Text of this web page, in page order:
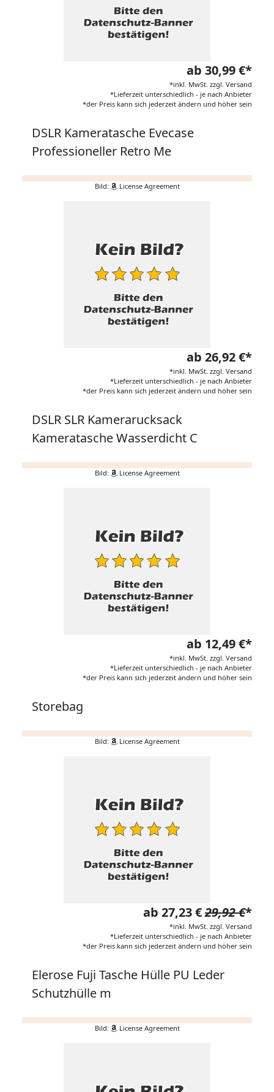
ab 30,99 €*
*inkl. MwSt. zzgl. Versand
*Lieferzeit unterschiedlich - je nach Anbieter
*der Preis kann sich jederzeit ändern und höher sein
DSLR Kameratasche Evecase
Professioneller Retro Me
Bild: License Agreement
ab 26,92 €*
*inkl. MwSt. zzgl. Versand
*Lieferzeit unterschiedlich - je nach Anbieter
*der Preis kann sich jederzeit ändern und höher sein
DSLR SLR Kamerarucksack
Kameratasche Wasserdicht C
Bild: License Agreement
ab 12,49 €*
*inkl. MwSt. zzgl. Versand
*Lieferzeit unterschiedlich - je nach Anbieter
*der Preis kann sich jederzeit ändern und höher sein
Storebag
Bild: License Agreement
ab 27,23 €29,92 €*
*inkl. MwSt. zzgl. Versand
*Lieferzeit unterschiedlich - je nach Anbieter
*der Preis kann sich jederzeit ändern und höher sein
Elerose Fuji Tasche Hülle PU Leder
Schutzhülle m
Bild: License Agreement